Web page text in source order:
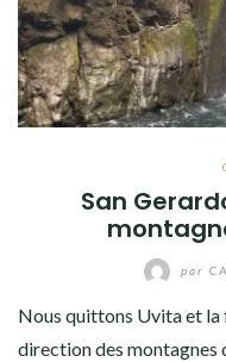
San
par
Nous quittons Uvita et la
direction des montagnes